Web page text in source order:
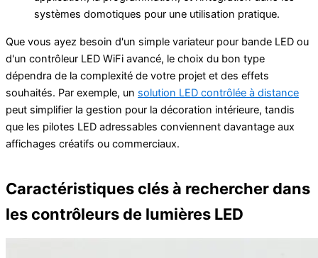
systèmes domotiques pour une utilisation pratique.
Que vous ayez besoin d'un simple variateur pour bande LED ou
d'un contrôleur LED WiFi avancé, le choix du bon type
dépendra de la complexité de votre projet et des effets
souhaités. Par exemple, un solution LED contrôlée à distance
peut simplifier la gestion pour la décoration intérieure, tandis
que les pilotes LED adressables conviennent davantage aux
affichages créatifs ou commerciaux.
Caractéristiques clés à rechercher dans
les contrôleurs de lumières LED